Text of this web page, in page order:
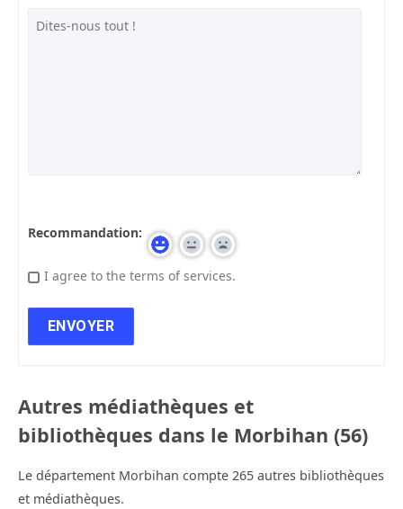
Recommandation:
I agree to the terms of services.
Autres médiathèques et
bibliothèques dans le Morbihan (56)
Le département Morbihan compte 265 autres bibliothèques
et médiathèques.